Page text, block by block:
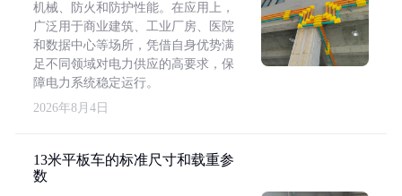
机械、防火和防护性能。在应用上，
广泛用于商业建筑、工业厂房、医院
和数据中心等场所，凭借自身优势满
足不同领域对电力供应的高要求，保
障电力系统稳定运行。
2026年8月4日
13米平板车的标准尺寸和载重参
数